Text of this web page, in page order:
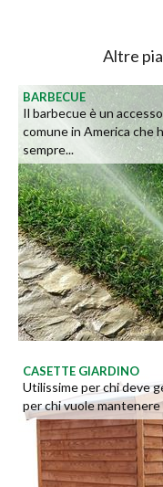
Altre
BARBECUE
Il barbecue è un
comune in America che
sempre...
CASETTE GIARDINO
Utilissime per chi deve
per chi vuole